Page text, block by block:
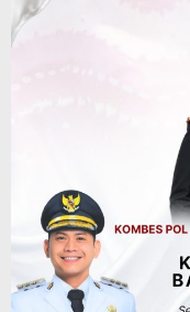
Enam Hidran
Kembali
Dinas
Brigdal
hingga
Kawasan
Agustus 10, 2026